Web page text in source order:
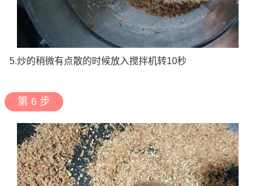
5.炒的稍微有点散的时候放入搅拌机转10秒
第 6 步